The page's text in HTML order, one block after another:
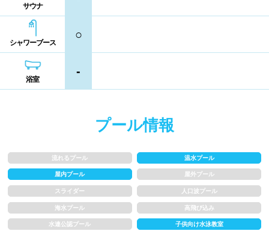
サウナ
シャワーブース
○
浴室
-
プール情報
流れるプール 温水プール
屋内プール 屋外プール
スライダー 人口波プール
海水プール 高飛び込み
水連公認プール 子供向け水泳教室
福岡県
鹿児島県
コイン返却式ロッカー
シャンプー類
営業時間
夏季限定
ロケーション
駅近 郊外